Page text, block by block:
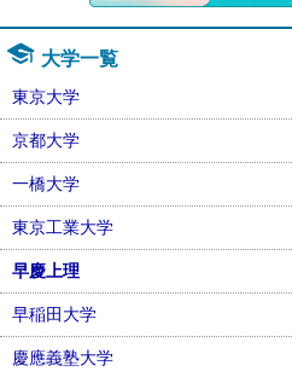
大学一覧
東京大学
京都大学
一橋大学
東京工業大学
早慶上理
早稲田大学
慶應義塾大学